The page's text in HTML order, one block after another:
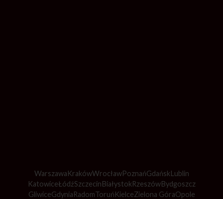
WarszawaKrakówWrocławPoznańGdańskLublin
KatowiceŁódźSzczecinBiałystokRzeszówBydgoszcz
GliwiceGdyniaRadomToruńKielceZielona GóraOpole